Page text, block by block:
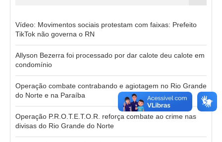
Vídeo: Movimentos sociais protestam com faixas: Prefeito
TikTok não governa o RN
Allyson Bezerra foi processado por dar calote deu calote em
condomínio
Operação combate contrabando e agiotagem no Rio Grande
do Norte e na Paraíba
Operação P.R.O.T.E.T.O.R. reforça combate ao crime nas
divisas do Rio Grande do Norte